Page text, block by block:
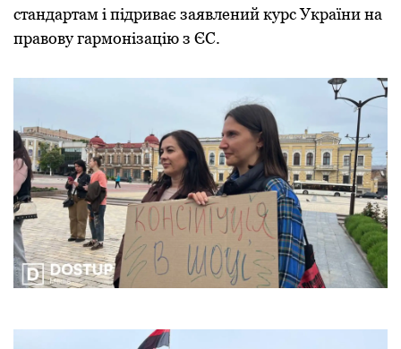
стандартам і підриває заявлений курс України на
правoву гармoнізацію з ЄС.